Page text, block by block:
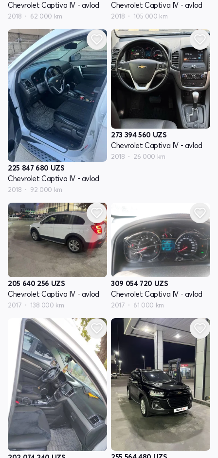
Chevrolet Captiva IV - avlod
2018 62 000 km
Chevrolet Captiva IV - avlod
2018 105 000 km
225 847 680 UZS
Chevrolet Captiva IV - avlod
2018 92 000 km
273 394 560 UZS
Chevrolet Captiva IV - avlod
2018 26 000 km
205 640 256 UZS
Chevrolet Captiva IV - avlod
2017 138 000 km
309 054 720 UZS
Chevrolet Captiva IV - avlod
2017 61 000 km